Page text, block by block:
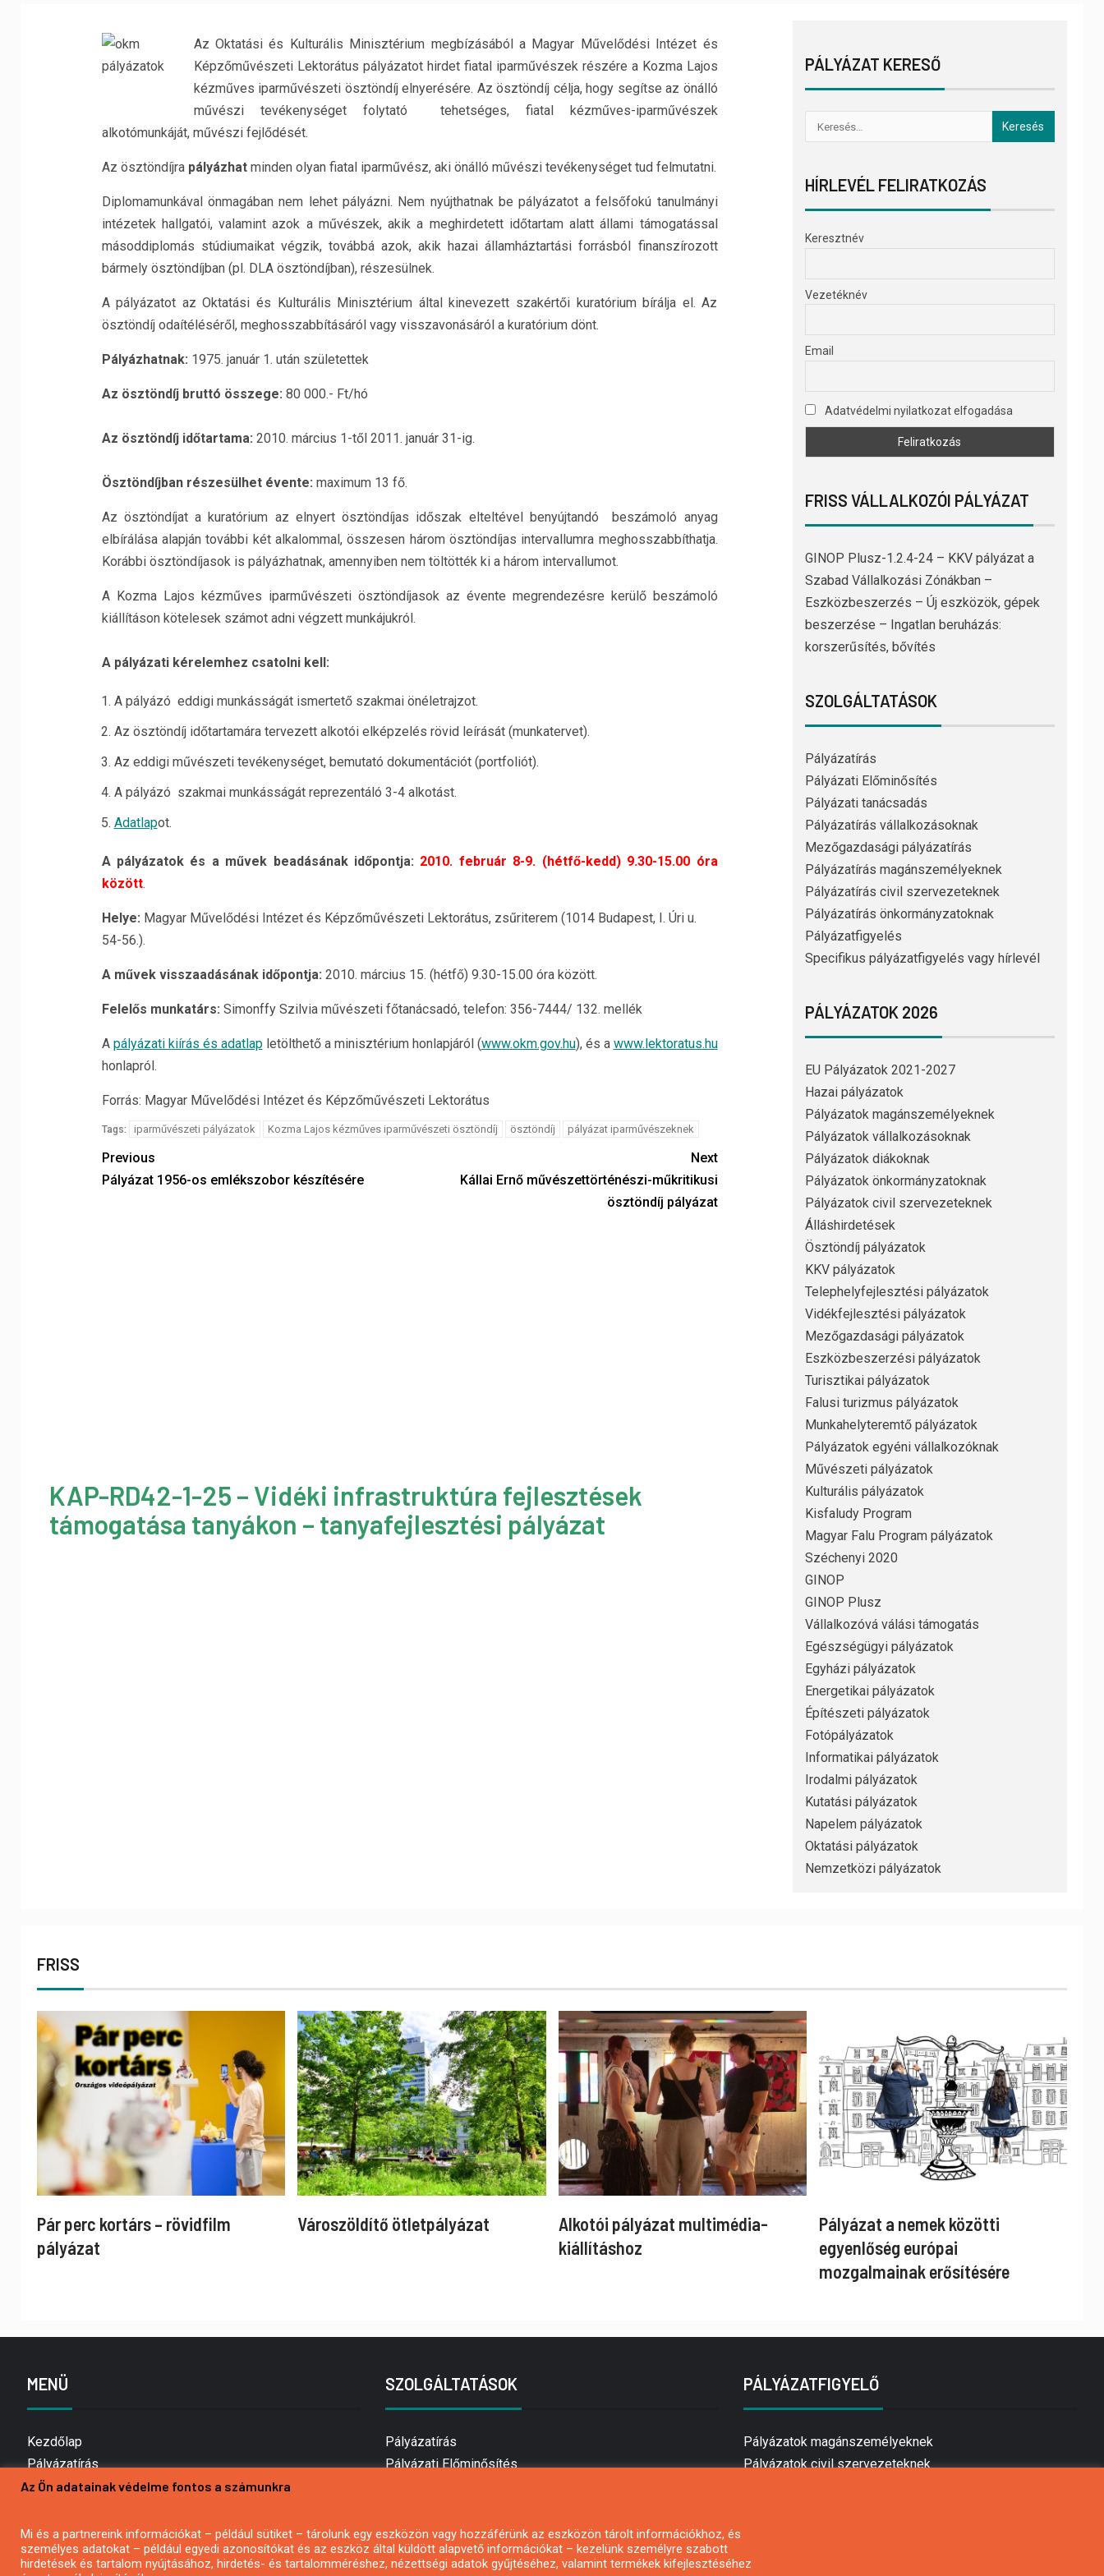
Az Oktatási és Kulturális Minisztérium megbízásából a Magyar Művelődési Intézet és
Képzőművészeti Lektorátus pályázatot hirdet fiatal iparművészek részére a Kozma Lajos
kézműves iparművészeti ösztöndíj elnyerésére. Az ösztöndíj célja, hogy segítse az önálló
művészi tevékenységet folytató tehetséges, fiatal kézműves-iparművészek
alkotómunkáját, művészi fejlődését.
Az ösztöndíjra pályázhatminden olyan fiatal iparművész, aki önálló művészi tevékenységet tud felmutatni.
Diplomamunkával önmagában nem lehet pályázni. Nem nyújthatnak be pályázatot a felsőfokú tanulmányi
intézetek hallgatói, valamint azok a művészek, akik a meghirdetett időtartam alatt állami támogatással
másoddiplomás stúdiumaikat végzik, továbbá azok, akik hazai államháztartási forrásból finanszírozott
bármely ösztöndíjban (pl. DLA ösztöndíjban), részesülnek.
A pályázatot az Oktatási és Kulturális Minisztérium által kinevezett szakértői kuratórium bírálja el. Az
ösztöndíj odaítéléséről, meghosszabbításáról vagy visszavonásáról a kuratórium dönt.
Pályázhatnak: 1975. január 1. után születettek
Az ösztöndíj bruttó összege: 80 000.- Ft/hó
Az ösztöndíj időtartama: 2010. március 1-től 2011. január 31-ig.
Ösztöndíjban részesülhet évente: maximum 13 fő.
Az ösztöndíjat a kuratórium az elnyert ösztöndíjas időszak elteltével benyújtandó beszámoló anyag
elbírálása alapján további két alkalommal, összesen három ösztöndíjas intervallumra meghosszabbíthatja.
Korábbi ösztöndíjasok is pályázhatnak, amennyiben nem töltötték ki a három intervallumot.
A Kozma Lajos kézműves iparművészeti ösztöndíjasok az évente megrendezésre kerülő beszámoló
kiállításon kötelesek számot adni végzett munkájukról.
A pályázati kérelemhez csatolni kell:
A pályázó eddigi munkásságát ismertető szakmai önéletrajzot.
Az ösztöndíj időtartamára tervezett alkotói elképzelés rövid leírását (munkatervet).
Az eddigi művészeti tevékenységet, bemutató dokumentációt (portfoliót).
A pályázó szakmai munkásságát reprezentáló 3-4 alkotást.
Adatlapot.
A pályázatok és a művek beadásának időpontja: 2010. február 8-9. (hétfő-kedd) 9.30-15.00 óra
között.
Helye: Magyar Művelődési Intézet és Képzőművészeti Lektorátus, zsűriterem (1014 Budapest, I. Úri u.
54-56.).
A művek visszaadásának időpontja: 2010. március 15. (hétfő) 9.30-15.00 óra között.
Felelős munkatárs: Simonffy Szilvia művészeti főtanácsadó, telefon: 356-7444/ 132. mellék
A pályázati kiírás és adatlapletölthető a minisztérium honlapjáról (www.okm.gov.hu), és a www.lektoratus.hu
honlapról.
Forrás: Magyar Művelődési Intézet és Képzőművészeti Lektorátus
Tags: iparművészeti pályázatok Kozma Lajos kézműves iparművészeti ösztöndíj ösztöndíj pályázat iparművészeknek
Previous
Pályázat 1956-os emlékszobor készítésére
Next
Kállai Ernő művészettörténészi-műkritikusi
ösztöndíj pályázat
KAP-RD42-1-25 – Vidéki infrastruktúra fejlesztések
támogatása tanyákon – tanyafejlesztési pályázat
PÁLYÁZAT KERESŐ
HÍRLEVÉL FELIRATKOZÁS
Keresztnév
Vezetéknév
Email
Adatvédelmi nyilatkozat elfogadása
FRISS VÁLLALKOZÓI PÁLYÁZAT
GINOP Plusz-1.2.4-24 – KKV pályázat a
Szabad Vállalkozási Zónákban –
Eszközbeszerzés – Új eszközök, gépek
beszerzése – Ingatlan beruházás:
korszerűsítés, bővítés
SZOLGÁLTATÁSOK
Pályázatírás
Pályázati Előminősítés
Pályázati tanácsadás
Pályázatírás vállalkozásoknak
Mezőgazdasági pályázatírás
Pályázatírás magánszemélyeknek
Pályázatírás civil szervezeteknek
Pályázatírás önkormányzatoknak
Pályázatfigyelés
Specifikus pályázatfigyelés vagy hírlevél
PÁLYÁZATOK 2026
EU Pályázatok 2021-2027
Hazai pályázatok
Pályázatok magánszemélyeknek
Pályázatok vállalkozásoknak
Pályázatok diákoknak
Pályázatok önkormányzatoknak
Pályázatok civil szervezeteknek
Álláshirdetések
Ösztöndíj pályázatok
KKV pályázatok
Telephelyfejlesztési pályázatok
Vidékfejlesztési pályázatok
Mezőgazdasági pályázatok
Eszközbeszerzési pályázatok
Turisztikai pályázatok
Falusi turizmus pályázatok
Munkahelyteremtő pályázatok
Pályázatok egyéni vállalkozóknak
Művészeti pályázatok
Kulturális pályázatok
Kisfaludy Program
Magyar Falu Program pályázatok
Széchenyi 2020
GINOP
GINOP Plusz
Vállalkozóvá válási támogatás
Egészségügyi pályázatok
Egyházi pályázatok
Energetikai pályázatok
Építészeti pályázatok
Fotópályázatok
Informatikai pályázatok
Irodalmi pályázatok
Kutatási pályázatok
Napelem pályázatok
Oktatási pályázatok
Nemzetközi pályázatok
FRISS
Pár perc kortárs – rövidfilm
pályázat
Városzöldítő ötletpályázat
Alkotói pályázat multimédia-
kiállításhoz
Pályázat a nemek közötti
egyenlőség európai
mozgalmainak erősítésére
MENÜ
Kezdőlap
Pályázatírás
Bemutatkozás
Hírlevél feliratkozás
Impresszum
SZOLGÁLTATÁSOK
Pályázatírás
Pályázati Előminősítés
Mezőgazdasági pályázatírás
Pályázatírás magánszemélyeknek
PÁLYÁZATFIGYELŐ
Pályázatok magánszemélyeknek
Pályázatok civil szervezeteknek
Az Ön adatainak védelme fontos a számunkra
Mi és a partnereink információkat – például sütiket – tárolunk egy eszközön vagy hozzáférünk az eszközön tárolt információkhoz, és
személyes adatokat – például egyedi azonosítókat és az eszköz által küldött alapvető információkat – kezelünk személyre szabott
hirdetések és tartalom nyújtásához, hirdetés- és tartalomméréshez, nézettségi adatok gyűjtéséhez, valamint termékek kifejlesztéséhez